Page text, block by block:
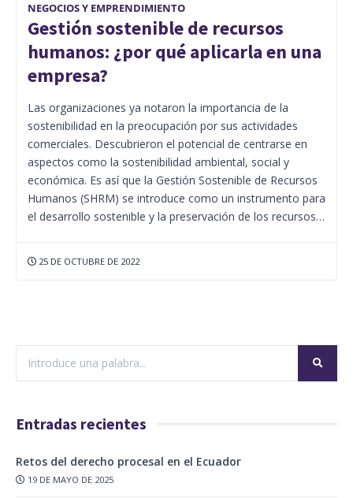
NEGOCIOS Y EMPRENDIMIENTO
Gestión sostenible de recursos
humanos: ¿por qué aplicarla en una
empresa?
Las organizaciones ya notaron la importancia de la
sostenibilidad en la preocupación por sus actividades
comerciales. Descubrieron el potencial de centrarse en
aspectos como la sostenibilidad ambiental, social y
económica. Es así que la Gestión Sostenible de Recursos
Humanos (SHRM) se introduce como un instrumento para
el desarrollo sostenible y la preservación de los recursos…
25 DE OCTUBRE DE 2022
Entradas recientes
Retos del derecho procesal en el Ecuador
19 DE MAYO DE 2025